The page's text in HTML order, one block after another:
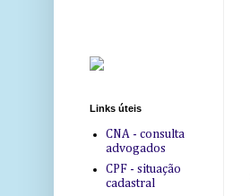
Links úteis
CNA - consulta
advogados
CPF - situação
cadastral